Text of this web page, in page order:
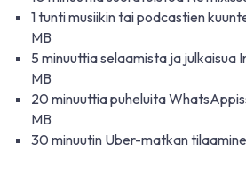
1 tunti musiikin tai podcastien
MB
5 minuuttia selaamista ja julkaisua
MB
20 minuuttia puheluita
MB
30 minuutin Uber-matkan